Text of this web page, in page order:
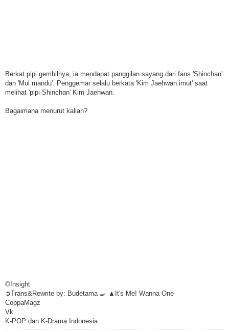
Berkat pipi gembilnya, ia mendapat panggilan sayang dari fans 'Shinchan'
dan 'Mul mandu'. Penggemar selalu berkata 'Kim Jaehwan imut' saat
melihat 'pipi Shinchan' Kim Jaehwan.
Bagaimana menurut kalian?
©Insight
➲Trans&Rewrite by: Budetama 🍳 ▲It's Me! Wanna One
CoppaMagz
Vk
K-POP dan K-Drama Indonesia